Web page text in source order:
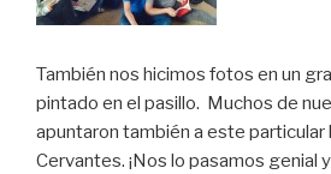
También nos hicimos fotos en un
pintado en el pasillo. Muchos de
apuntaron también a este particular
Cervantes. ¡Nos lo pasamos genial